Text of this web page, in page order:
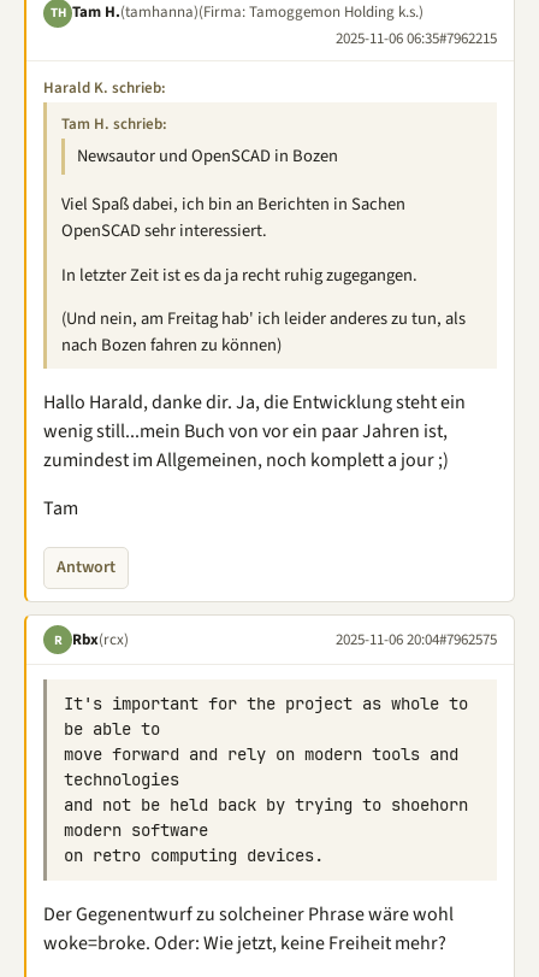
TH Tam H.(tamhanna)(Firma: Tamoggemon Holding k.s.)
2025-11-06 06:35#7962215
Harald K. schrieb:
Tam H. schrieb:
Newsautor und OpenSCAD in Bozen
Viel Spaß dabei, ich bin an Berichten in Sachen
OpenSCAD sehr interessiert.
In letzter Zeit ist es da ja recht ruhig zugegangen.
(Und nein, am Freitag hab' ich leider anderes zu tun, als
nach Bozen fahren zu können)
Hallo Harald, danke dir. Ja, die Entwicklung steht ein
wenig still...mein Buch von vor ein paar Jahren ist,
zumindest im Allgemeinen, noch komplett a jour ;)
Tam
Antwort
R Rbx(rcx) 2025-11-06 20:04#7962575
It's important for the project as whole to
move forward and rely on modern tools and
and not be held back by trying to shoehorn
Der Gegenentwurf zu solcheiner Phrase wäre wohl
woke=broke. Oder: Wie jetzt, keine Freiheit mehr?